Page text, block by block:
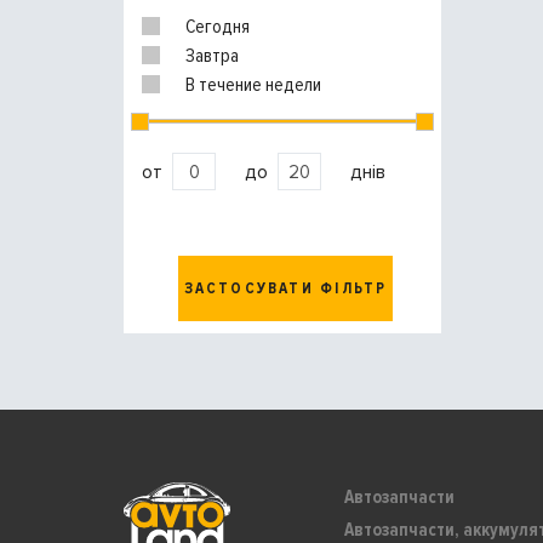
Сегодня
Завтра
В течение недели
от до днів
ЗАСТОСУВАТИ ФІЛЬТР
Автозапчасти
Автозапчасти,